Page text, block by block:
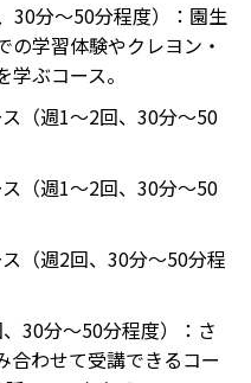
30分～50分程度）：園生
の学習体験やクレヨン・
ぶコース。
（週1～2回、30分～50
（週1～2回、30分～50
（週2回、30分～50分程
30分～50分程度）：さ
合わせて受講できるコー